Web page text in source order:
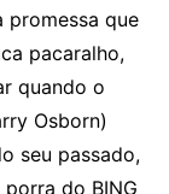
promessa que
pacaralho,
quando o
Osborn)
seu passado,
do BING